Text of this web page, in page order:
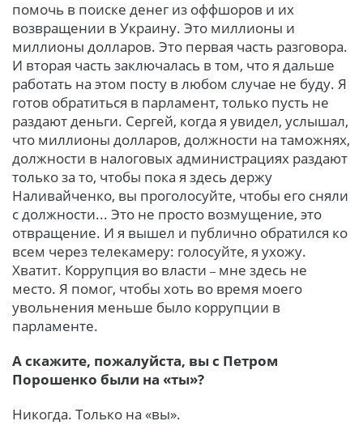
помочь в поиске денег из оффшоров и их
возвращении в Украину. Это миллионы и
миллионы долларов. Это первая часть разговора.
И вторая часть заключалась в том, что я дальше
работать на этом посту в любом случае не буду. Я
готов обратиться в парламент, только пусть не
раздают деньги. Сергей, когда я увидел, услышал,
что миллионы долларов, должности на таможнях,
должности в налоговых администрациях раздают
только за то, чтобы пока я здесь держу
Наливайченко, вы проголосуйте, чтобы его сняли
с должности... Это не просто возмущение, это
отвращение. И я вышел и публично обратился ко
всем через телекамеру: голосуйте, я ухожу.
Хватит. Коррупция во власти – мне здесь не
место. Я помог, чтобы хоть во время моего
увольнения меньше было коррупции в
парламенте.
А скажите, пожалуйста, вы с Петром
Порошенко были на «ты»?
Никогда. Только на «вы».